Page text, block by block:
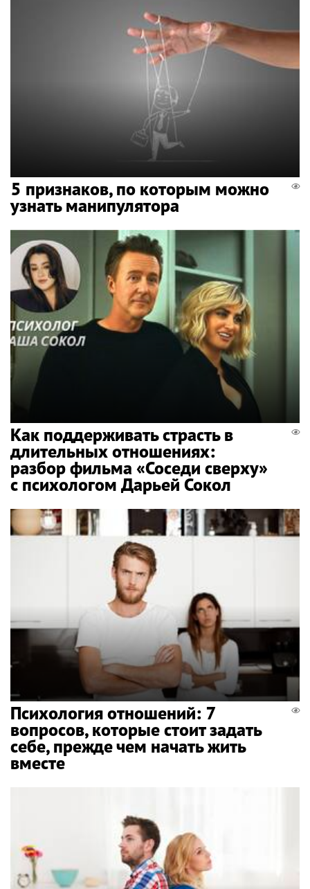
5 признаков, по которым можно
узнать манипулятора
Как поддерживать страсть в
длительных отношениях:
разбор фильма «Соседи сверху»
с психологом Дарьей Сокол
Психология отношений: 7
вопросов, которые стоит задать
себе, прежде чем начать жить
вместе